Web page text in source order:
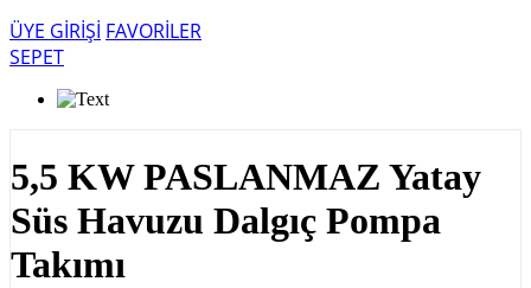
ÜYE GİRİŞİ FAVORİLER
SEPET
5,5 KW PASLANMAZ Yatay
Süs Havuzu Dalgıç Pompa
Takımı